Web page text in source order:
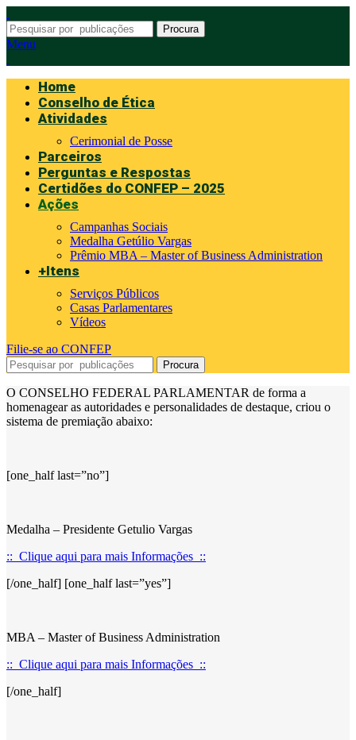
Procura
Menu
Home
Conselho de Ética
Atividades
Cerimonial de Posse
Parceiros
Perguntas e Respostas
Certidões do CONFEP – 2025
Ações
Campanhas Sociais
Medalha Getúlio Vargas
Prêmio MBA – Master of Business Administration
+Itens
Serviços Públicos
Casas Parlamentares
Vídeos
Filie-se ao CONFEP
Procura
O CONSELHO FEDERAL PARLAMENTAR de forma a
homenagear as autoridades e personalidades de destaque, criou o
sistema de premiação abaixo:
[one_half last=”no”]
Medalha – Presidente Getulio Vargas
:: Clique aqui para mais Informações ::
[/one_half] [one_half last=”yes”]
MBA – Master of Business Administration
:: Clique aqui para mais Informações ::
[/one_half]